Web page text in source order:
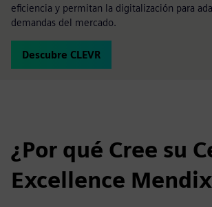
eficiencia y permitan la digitalización para
demandas del mercado.
Descubre CLEVR
¿Por qué Cree su
Excellence